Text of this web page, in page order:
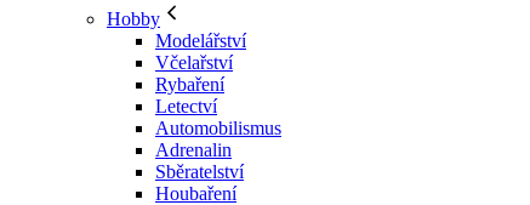
Hobby
Modelářství
Včelařství
Rybaření
Letectví
Automobilismus
Adrenalin
Sběratelství
Houbaření